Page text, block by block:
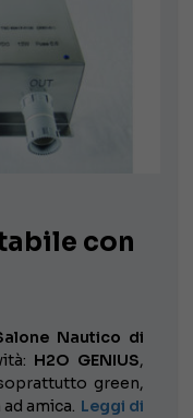
con
Nautico di
H2O GENIUS,
green,
amica. Leggi di